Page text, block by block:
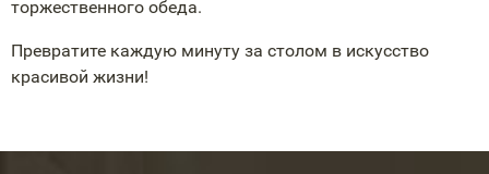
торжественного обеда.
Превратите каждую минуту за столом в искусство
красивой жизни!